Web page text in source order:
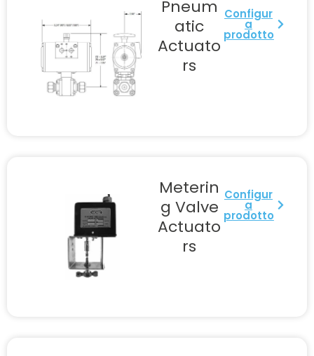
Pneum
atic
Actuato
rs
Configur
a
prodotto
Meterin
g Valve
Actuato
rs
Configur
a
prodotto